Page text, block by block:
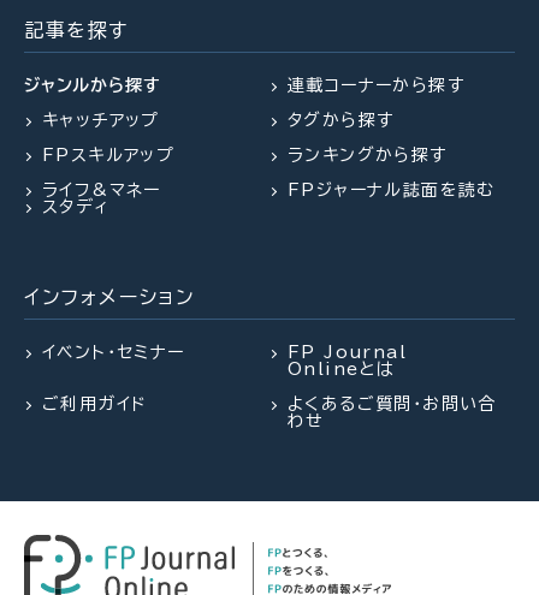
【終活】「お金・健康・時間」の最
適化と住まいの見直しは、 老後
田尚子氏）
い 飛行機搭乗時の新ルール
【価値観を知る】戸建てVS.マン
適解
記事を探す
ジャンルから探す
キャッチアップ
FPスキルアップ
ライフ&マネー
スタディ
連載コーナーから探す
タグから探す
ランキングから探す
FPジャーナル誌面を読む
インフォメーション
イベント・セミナー
FP Journal
Onlineとは
ご利用ガイド
よくあるご質問・お問い合
わせ